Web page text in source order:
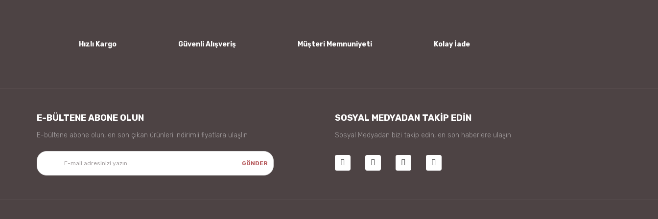
Hızlı Kargo Güvenli Alışveriş Müşteri Memnuniyeti Kolay İade
E-BÜLTENE ABONE OLUN
E-bültene abone olun, en son çıkan ürünleri indirimli fiyatlara ulaşlın
GÖNDER
SOSYAL MEDYADAN TAKİP EDİN
Sosyal Medyadan bizi takip edin, en son haberlere ulaşın